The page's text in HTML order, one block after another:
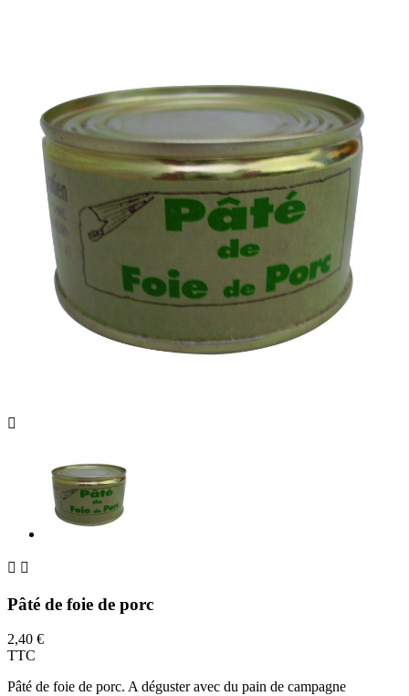

 
Pâté de foie de porc
2,40 €
TTC
Pâté de foie de porc. A déguster avec du pain de campagne